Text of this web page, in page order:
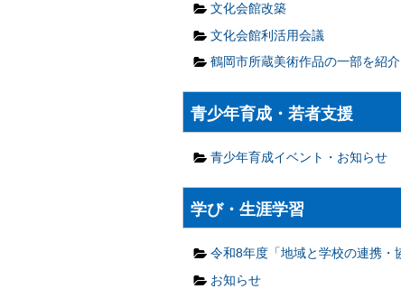
文化会館改築
文化会館利活用会議
鶴岡市所蔵美術作品の一部を紹
青少年育成・若者支援
青少年育成イベント・お知らせ
学び・生涯学習
令和8年度「地域と学校の連携・
お知らせ